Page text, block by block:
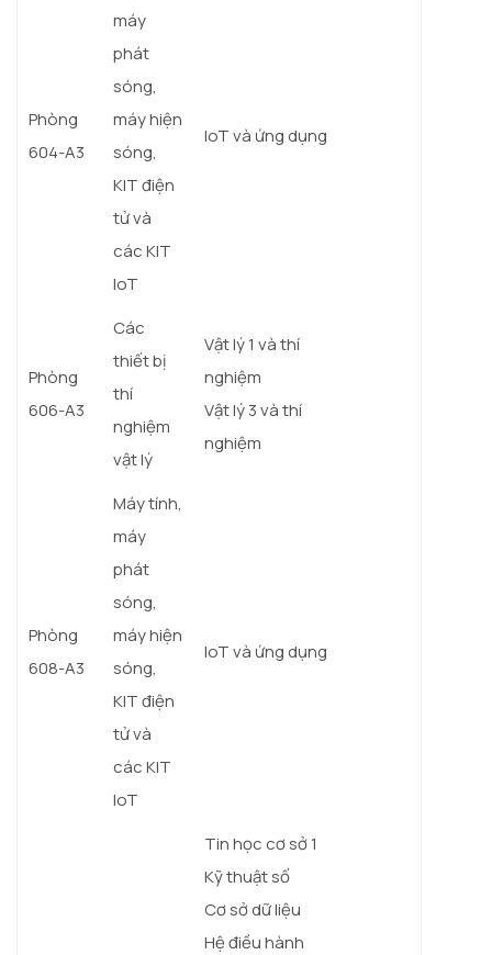
Phòng
604-A3
máy
phát
sóng,
máy hiện
sóng,
KIT điện
tử và
các KIT
IoT
IoT và ứng dụng
Phòng
606-A3
Các
thiết bị
thí
nghiệm
vật lý
Vật lý 1 và thí
nghiệm
Vật lý 3 và thí
nghiệm
Phòng
608-A3
Máy tính,
máy
phát
sóng,
máy hiện
sóng,
KIT điện
tử và
các KIT
IoT
IoT và ứng dụng
Tin học cơ sở 1
Kỹ thuật số
Cơ sở dữ liệu
Hệ điều hành